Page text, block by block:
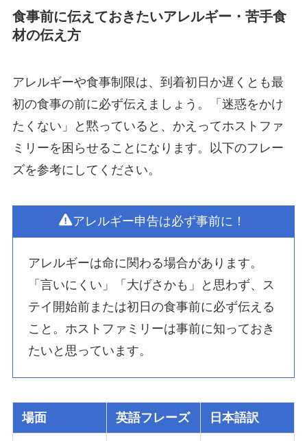
食事前に伝えておきたいアレルギー・苦手食
材の伝え方
アレルギーや食事制限は、到着初日か遅くとも最
初の食事の前に必ず伝えましょう。「迷惑をかけ
たくない」と黙っていると、かえってホストファ
ミリーを困らせることになります。以下のフレー
ズを参考にしてください。
アレルギー申告は必ず事前に！
アレルギーは命に関わる場合があります。
「言いにくい」「大げさかも」と思わず、ス
テイ開始前または初日の食事前に必ず伝える
こと。ホストファミリーは事前に知っておき
たいと思っています。
場面 英語フレーズ 日本語訳